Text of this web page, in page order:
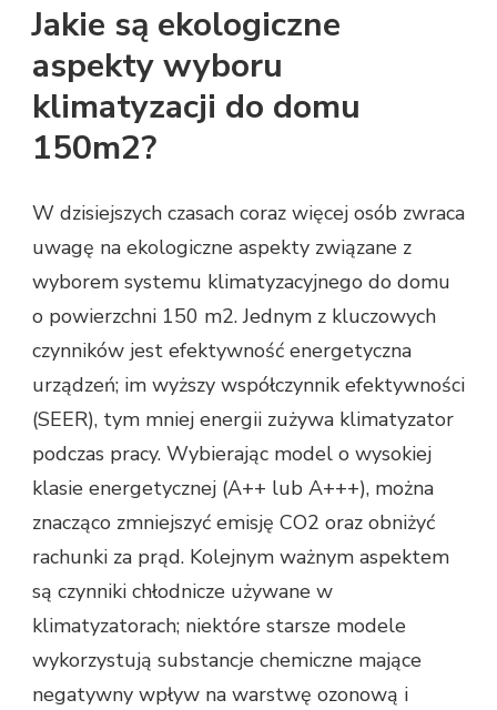
Jakie są ekologiczne
aspekty wyboru
klimatyzacji do domu
150m2?
W dzisiejszych czasach coraz więcej osób zwraca
uwagę na ekologiczne aspekty związane z
wyborem systemu klimatyzacyjnego do domu
o powierzchni 150 m2. Jednym z kluczowych
czynników jest efektywność energetyczna
urządzeń; im wyższy współczynnik efektywności
(SEER), tym mniej energii zużywa klimatyzator
podczas pracy. Wybierając model o wysokiej
klasie energetycznej (A++ lub A+++), można
znacząco zmniejszyć emisję CO2 oraz obniżyć
rachunki za prąd. Kolejnym ważnym aspektem
są czynniki chłodnicze używane w
klimatyzatorach; niektóre starsze modele
wykorzystują substancje chemiczne mające
negatywny wpływ na warstwę ozonową i